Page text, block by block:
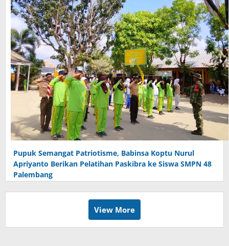
Pupuk Semangat Patriotisme, Babinsa Koptu Nurul
Apriyanto Berikan Pelatihan Paskibra ke Siswa SMPN 48
Palembang
View More